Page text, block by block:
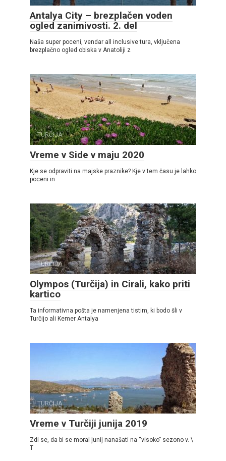
Antalya City – brezplačen voden
ogled zanimivosti. 2. del
Naša super poceni, vendar all inclusive tura, vključena
brezplačno ogled obiska v Anatoliji z
TURČIJA
Vreme v Side v maju 2020
Kje se odpraviti na majske praznike? Kje v tem času je lahko
poceni in
TURČIJA
Olympos (Turčija) in Cirali, kako priti
kartico
Ta informativna pošta je namenjena tistim, ki bodo šli v
Turčijo ali Kemer Antalya
TURČIJA
Vreme v Turčiji junija 2019
Zdi se, da bi se moral junij nanašati na “visoko” sezono v. \
T